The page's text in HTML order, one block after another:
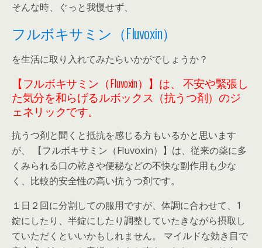
そんな時、ぐっと我慢せず、
フルボキサミン（Fluvoxin）
を生活に取り入れてみたらいかがでしょうか？
【フルボキサミン（Fluvoxin）】は、
不安や緊張し
た気分を和らげるルボックス（抗うつ剤）のジ
ェネリックです。
抗うつ剤と聞くと抵抗を感じる方もいるかと思います
が、 【フルボキサミン（Fluvoxin）】は、従来の薬に多
くみられる口の乾きや便秘などの不快な副作用も少な
く、比較的安全性の高い抗うつ剤です。
１日２回に分割しての服用ですが、体調に合わせて、1
錠にしたり、半錠にしたり調整していたきながら摂取し
ていただくといいかもしれません。 マイルドな効き目で